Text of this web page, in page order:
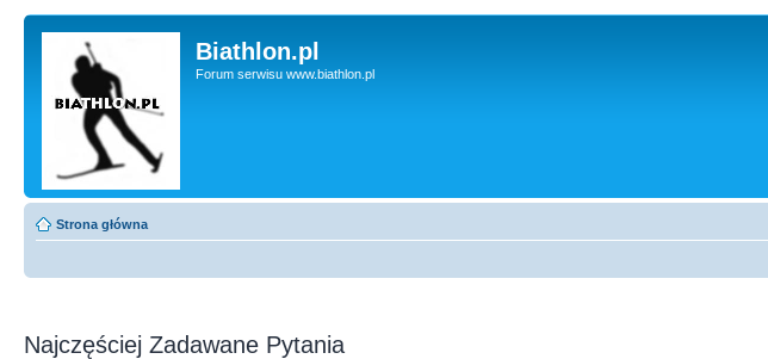
Biathlon.pl
Forum serwisu www.biathlon.pl
Strona główna
Najczęściej Zadawane Pytania